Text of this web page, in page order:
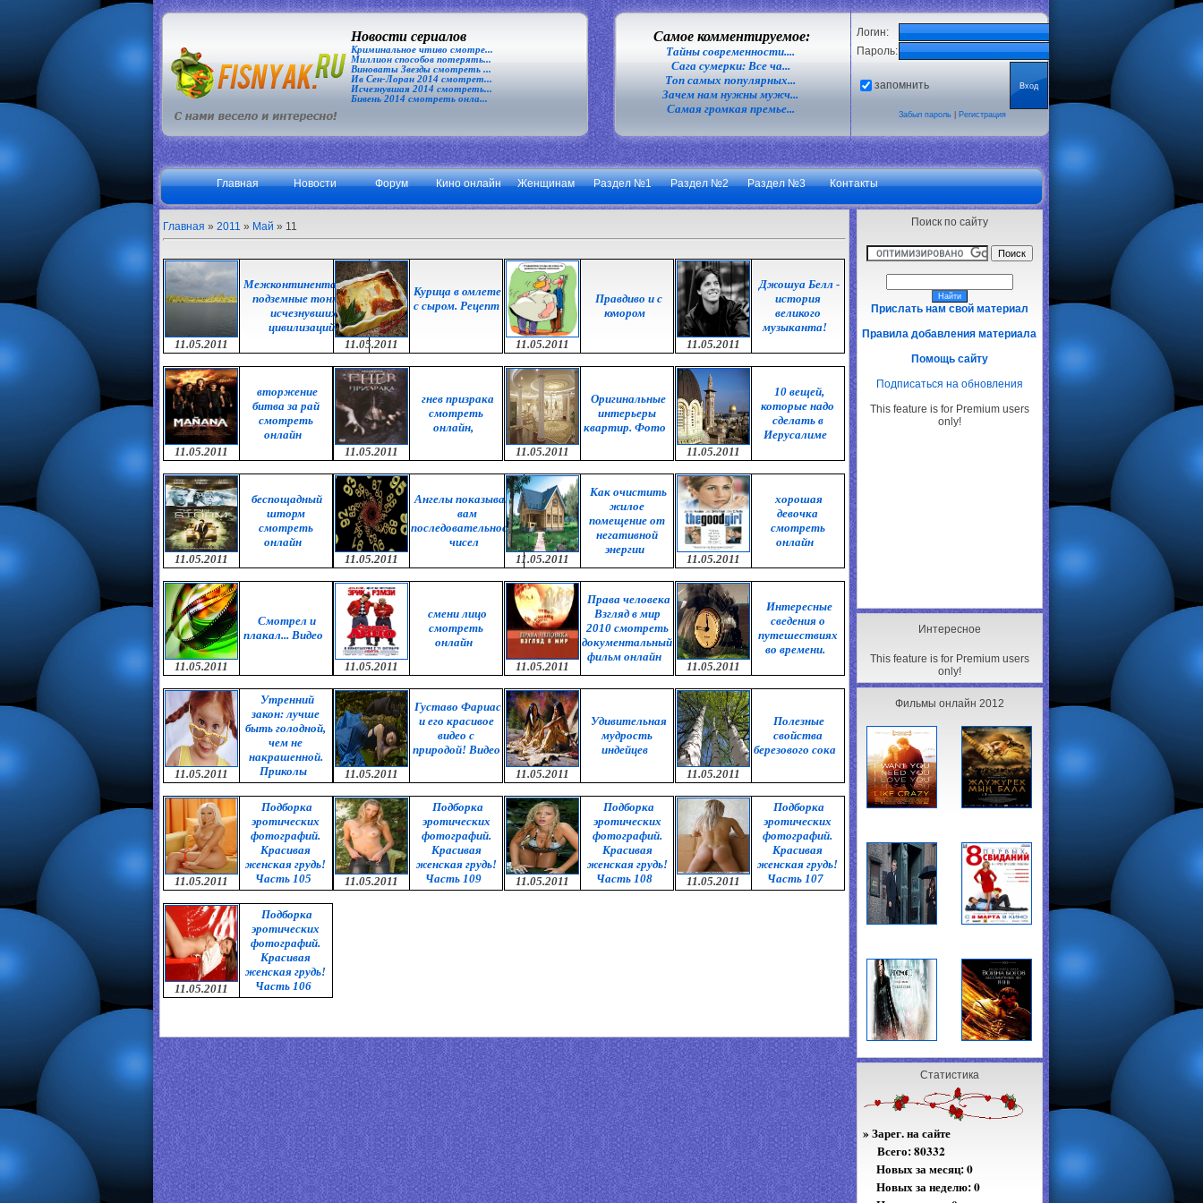
Новости сериалов
Криминальное чтиво смотре...
Миллион способов потерять...
Виноваты Звезды смотреть ...
Ив Сен-Лоран 2014 смотрет...
Исчезнувшая 2014 смотреть...
Бивень 2014 смотреть онла...
Самое комментируемое:
Тайны современности....
Сага сумерки: Все ча...
Топ самых популярных...
Зачем нам нужны мужч...
Самая громкая премье...
Логин:
Пароль:
запомнить
Забыл пароль| Регистрация
Главная Новости Форум Кино онлайн Женщинам Раздел №1 Раздел №2 Раздел №3 Контакты
Поиск по сайту
Прислать нам свой материал
Правила добавления материала
Помощь сайту
Подписаться на обновления
This feature is for Premium users
only!
Интересное
This feature is for Premium users
only!
Фильмы онлайн 2012
Статистика
» Зарег. на сайте
Всего:80332
Новых за месяц: 0
Новых за неделю: 0
Главная » 2011 » Май » 11
11.05.2011
Межконтинентальные
подземные тоннели
исчезнувших
цивилизаций
11.05.2011
Курица в омлете
с сыром. Рецепт
11.05.2011
Правдиво и с
юмором
11.05.2011
Джошуа Белл -
история
великого
музыканта!
11.05.2011
вторжение
битва за рай
смотреть
онлайн
11.05.2011
гнев призрака
смотреть
онлайн,
11.05.2011
Оригинальные
интерьеры
квартир. Фото
11.05.2011
10 вещей,
которые надо
сделать в
Иерусалиме
11.05.2011
беспощадный
шторм
смотреть
онлайн
11.05.2011
Ангелы показывают
вам
последовательности
чисел
11.05.2011
Как очистить
жилое
помещение от
негативной
энергии
11.05.2011
хорошая
девочка
смотреть
онлайн
11.05.2011
Смотрел и
плакал... Видео
11.05.2011
смени лицо
смотреть
онлайн
11.05.2011
Права человека
Взгляд в мир
2010 смотреть
документальный
фильм онлайн
11.05.2011
Интересные
сведения о
путешествиях
во времени.
11.05.2011
Утренний
закон: лучше
быть голодной,
чем не
накрашенной.
Приколы
11.05.2011
Густаво Фариас
и его красивое
видео с
природой! Видео
11.05.2011
Удивительная
мудрость
индейцев
11.05.2011
Полезные
свойства
березового сока
11.05.2011
Подборка
эротических
фотографий.
Красивая
женская грудь!
Часть 105
11.05.2011
Подборка
эротических
фотографий.
Красивая
женская грудь!
Часть 109
11.05.2011
Подборка
эротических
фотографий.
Красивая
женская грудь!
Часть 108
11.05.2011
Подборка
эротических
фотографий.
Красивая
женская грудь!
Часть 107
11.05.2011
Подборка
эротических
фотографий.
Красивая
женская грудь!
Часть 106